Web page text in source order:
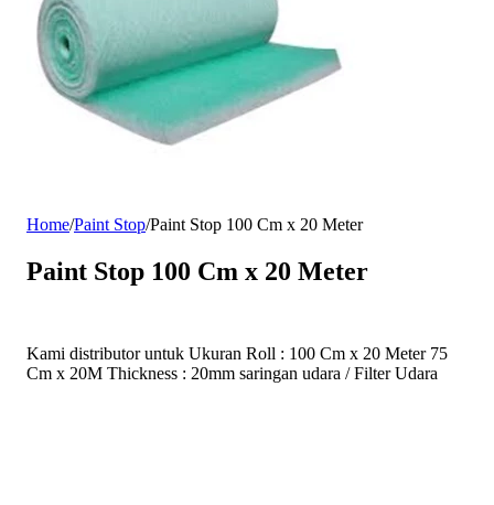
Home/Paint Stop/Paint Stop 100 Cm x 20 Meter
Paint Stop 100 Cm x 20 Meter
Kami distributor untuk Ukuran Roll : 100 Cm x 20 Meter 75
Cm x 20M Thickness : 20mm saringan udara / Filter Udara